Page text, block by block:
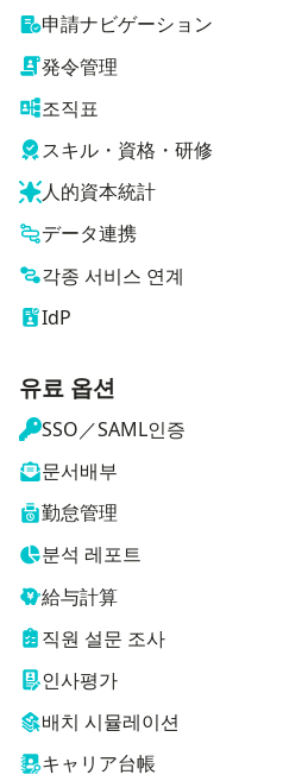
申請ナビゲーション
発令管理
조직표
スキル・資格・研修
人的資本統計
データ連携
각종 서비스 연계
IdP
유료 옵션
SSO／SAML인증
문서배부
勤怠管理
분석 레포트
給与計算
직원 설문 조사
인사평가
배치 시뮬레이션
キャリア台帳